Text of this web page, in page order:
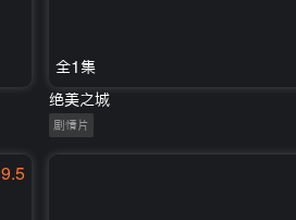
全1集
绝美之城
剧情片
9.5